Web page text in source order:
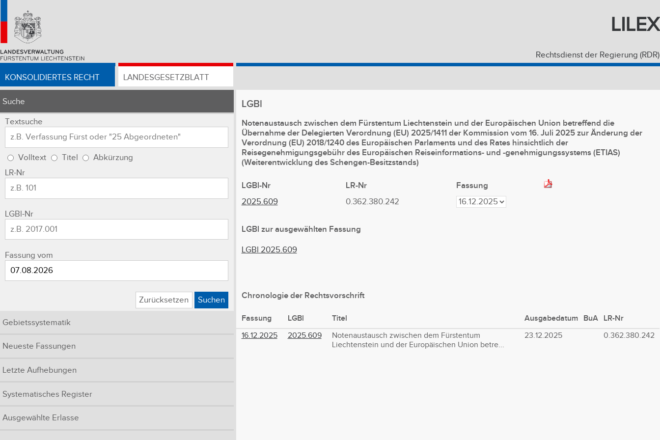
LILEX
Rechtsdienst der Regierung (RDR)
KONSOLIDIERTES RECHT LANDESGESETZBLATT
Suche
Textsuche
Volltext Titel
Abkürzung
LR-Nr
LGBl-Nr
Fassung vom
Zurücksetzen Suchen
Gebietssystematik
Neueste Fassungen
Letzte Aufhebungen
Systematisches Register
Ausgewählte Erlasse
LGBl
Notenaustausch zwischen dem Fürstentum Liechtenstein und der Europäischen Union betreffend die
Übernahme der Delegierten Verordnung (EU) 2025/1411 der Kommission vom 16. Juli 2025 zur Änderung der
Verordnung (EU) 2018/1240 des Europäischen Parlaments und des Rates hinsichtlich der
Reisegenehmigungsgebühr des Europäischen Reiseinformations- und -genehmigungssystems (ETIAS)
(Weiterentwicklung des Schengen-Besitzstands)
LGBl-Nr LR-Nr
Fassung
2025.609
0.362.380.242
LGBl zur ausgewählten Fassung
LGBl 2025.609
Chronologie der Rechtsvorschrift
Fassung LGBl Titel Ausgabedatum BuA
LR-Nr
16.12.2025
2025.609
Notenaustausch zwischen dem Fürstentum
Liechtenstein und der Europäischen Union betre...
23.12.2025 0.362.380.242